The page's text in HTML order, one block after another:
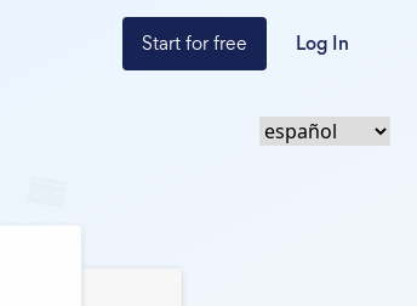
Start for free Log In